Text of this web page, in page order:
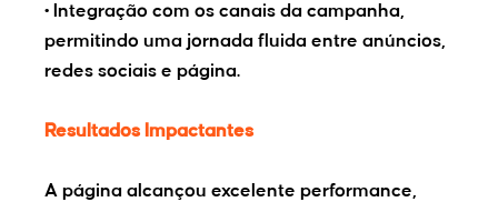
• Integração com os canais da campanha,
permitindo uma jornada fluida entre anúncios,
redes sociais e página.
Resultados Impactantes
A página alcançou excelente performance,